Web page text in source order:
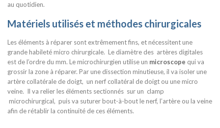
au quotidien.
Matériels utilisés et méthodes chirurgicales
Les éléments à réparer sont extrêmement fins, et nécessitent une
grande habileté micro chirurgicale. Le diamètre des artères digitales
est de l’ordre du mm. Le microchirurgien utilise un microscope qui va
grossir la zone à réparer. Par une dissection minutieuse, il va isoler une
artère collatérale de doigt, un nerf collatéral de doigt ou une micro
veine. Il va relier les éléments sectionnés sur un clamp
microchirurgical, puis va suturer bout-à-bout le nerf, l’artère ou la veine
afin de rétablir la continuité de ces éléments.